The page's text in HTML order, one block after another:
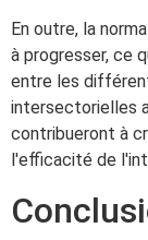
En outre, la
à progresser, ce
entre les
intersectorielles
contribueront à
l'efficacité de